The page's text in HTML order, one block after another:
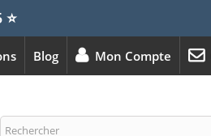
⭐
Mon Compte
Blog